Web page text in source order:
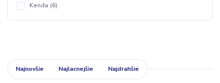
Kenda (6)
Najnovšie Najlacnejšie Najdrahšie